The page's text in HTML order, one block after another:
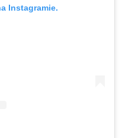
Instagramie.